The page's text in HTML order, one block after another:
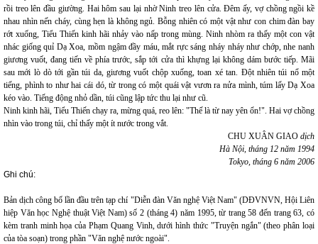
rồi treo lên đầu giường. Hai hôm sau lại nhờ Ninh treo lên cửa. Đêm ấy, vợ chồng ngồi kề
nhau nhìn nến cháy, cùng hẹn là không ngủ. Bỗng nhiên có một vật như con chim đàn bay
rớt xuống, Tiểu Thiến kinh hãi nhảy vào nấp trong mùng. Ninh nhòm ra thấy một con vật
nhác giống quỉ Dạ Xoa, mồm ngậm đầy máu, mắt rực sáng nháy nháy như chớp, nhe nanh
giương vuốt, đang tiến về phía trước, sắp tới cửa thì khựng lại không dám bước tiếp. Mãi
sau mới lò dò tới gần túi da, giương vuốt chộp xuống, toan xé tan. Đột nhiên túi nổ một
tiếng, phình to như hai cái dó, từ trong có một quái vật vươn ra nửa mình, túm lấy Dạ Xoa
kéo vào. Tiếng động nhỏ dần, túi cũng lập tức thu lại như cũ.
Ninh kinh hãi, Tiểu Thiến chạy ra, mừng quá, reo lên: "Thế là từ nay yên ổn!". Hai vợ chồng
nhìn vào trong túi, chỉ thấy một ít nước trong vắt.
CHU XUÂN GIAO dịch
Hà Nội, tháng 12 năm 1994
Tokyo, tháng 6 năm 2006
Ghi chú:
Bản dịch công bố lần đầu trên tạp chí "Diễn đàn Văn nghệ Việt Nam" (DĐVNVN, Hội Liên
hiệp Văn học Nghệ thuật Việt Nam) số 2 (tháng 4) năm 1995, từ trang 58 đến trang 63, có
kèm tranh minh họa của Phạm Quang Vinh, dưới hình thức "Truyện ngắn" (theo phân loại
của tòa soạn) trong phần "Văn nghệ nước ngoài".